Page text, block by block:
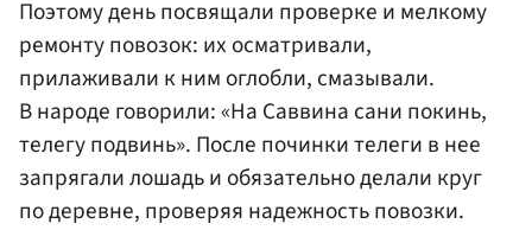
Поэтому день посвящали проверке и мелкому
ремонту повозок: их осматривали,
прилаживали к ним оглобли, смазывали.
В народе говорили: «На Саввина сани покинь,
телегу подвинь». После починки телеги в нее
запрягали лошадь и обязательно делали круг
по деревне, проверяя надежность повозки.